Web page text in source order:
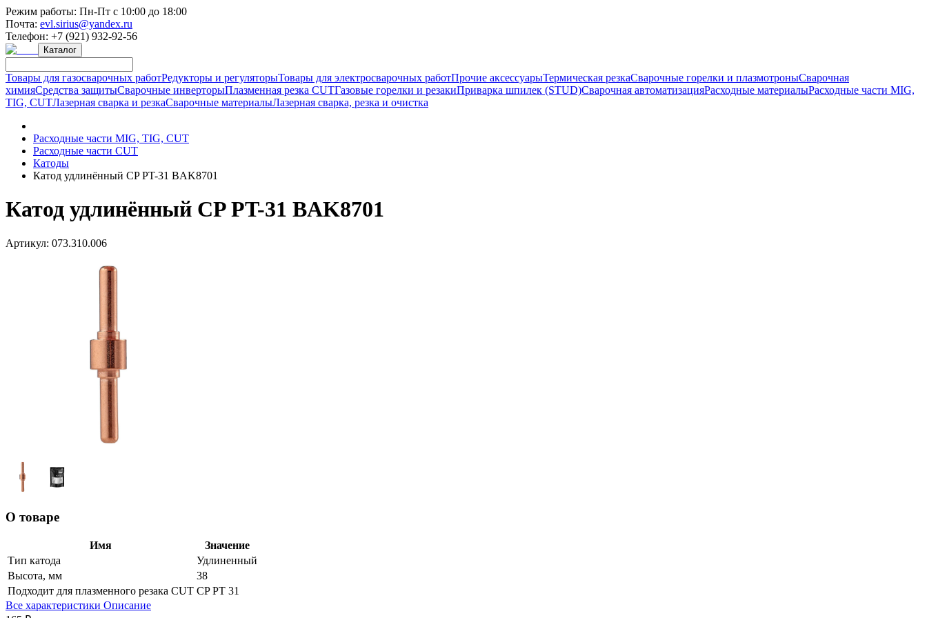
Режим работы: Пн-Пт с 10:00 до 18:00
Почта: evl.sirius@yandex.ru
Телефон: +7 (921) 932-92-56
Каталог
Товары для газосварочных работРедукторы и регуляторыТовары для электросварочных работПрочие аксессуарыТермическая резкаСварочные горелки и плазмотроныСварочная
химияСредства защитыСварочные инверторыПлазменная резка CUTГазовые горелки и резакиПриварка шпилек (STUD)Сварочная автоматизацияРасходные материалыРасходные части MIG,
TIG, CUTЛазерная сварка и резкаСварочные материалыЛазерная сварка, резка и очистка
Расходные части MIG, TIG, CUT
Расходные части CUT
Катоды
Катод удлинённый CP PT-31 BAK8701
Катод удлинённый CP PT-31 BAK8701
Артикул: 073.310.006
О товаре
Имя
Значение
Тип катода
Удлиненный
Высота, мм
38
Подходит для плазменного резака CUT CP PT 31
Все характеристики Описание